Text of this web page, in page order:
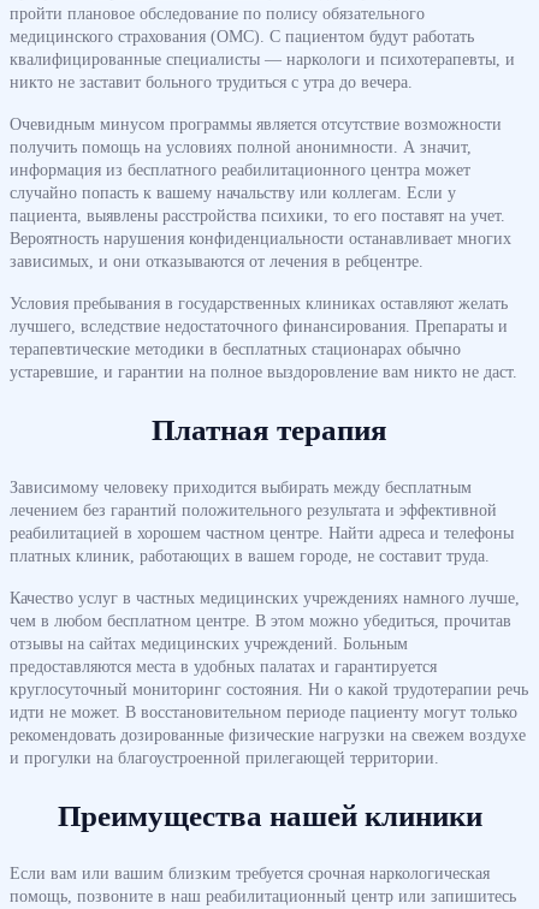
пройти плановое обследование по полису обязательного
медицинского страхования (ОМС). С пациентом будут работать
квалифицированные специалисты — наркологи и психотерапевты, и
никто не заставит больного трудиться с утра до вечера.
Очевидным минусом программы является отсутствие возможности
получить помощь на условиях полной анонимности. А значит,
информация из бесплатного реабилитационного центра может
случайно попасть к вашему начальству или коллегам. Если у
пациента, выявлены расстройства психики, то его поставят на учет.
Вероятность нарушения конфиденциальности останавливает многих
зависимых, и они отказываются от лечения в ребцентре.
Условия пребывания в государственных клиниках оставляют желать
лучшего, вследствие недостаточного финансирования. Препараты и
терапевтические методики в бесплатных стационарах обычно
устаревшие, и гарантии на полное выздоровление вам никто не даст.
Платная терапия
Зависимому человеку приходится выбирать между бесплатным
лечением без гарантий положительного результата и эффективной
реабилитацией в хорошем частном центре. Найти адреса и телефоны
платных клиник, работающих в вашем городе, не составит труда.
Качество услуг в частных медицинских учреждениях намного лучше,
чем в любом бесплатном центре. В этом можно убедиться, прочитав
отзывы на сайтах медицинских учреждений. Больным
предоставляются места в удобных палатах и гарантируется
круглосуточный мониторинг состояния. Ни о какой трудотерапии речь
идти не может. В восстановительном периоде пациенту могут только
рекомендовать дозированные физические нагрузки на свежем воздухе
и прогулки на благоустроенной прилегающей территории.
Преимущества нашей клиники
Если вам или вашим близким требуется срочная наркологическая
помощь, позвоните в наш реабилитационный центр или запишитесь